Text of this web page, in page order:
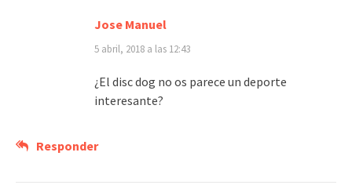
Jose Manuel
5 abril, 2018 a las 12:43
¿El disc dog no os parece un deporte
interesante?
Responder